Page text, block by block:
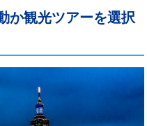
か観光ツアーを選択